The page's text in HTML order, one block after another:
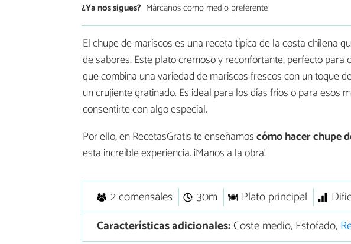
¿Ya nos sigues? Márcanos como medio preferente
El chupe de mariscos es una receta típica de la costa chilena
de sabores. Este plato cremoso y reconfortante, perfecto para
que combina una variedad de mariscos frescos con un toque
un crujiente gratinado. Es ideal para los días fríos o para esos
consentirte con algo especial.
Por ello, en RecetasGratis te enseñamoscómo hacer chupe
esta increíble experiencia. ¡Manos a la obra!
2 comensales 30m Plato principal
Características adicionales:Coste medio, Estofado,